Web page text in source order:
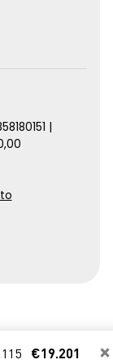
×
€19.201
|